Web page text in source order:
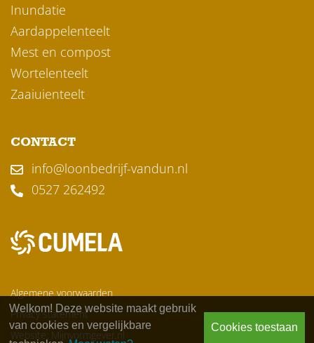
Inundatie
Aardappelenteelt
Mest en compost
Wortelenteelt
Zaaiuienteelt
CONTACT
info@loonbedrijf-vandun.nl
0527 262492
Algemene voorwaarden
Privacy statement
Website: Mijnvormgever.nl
Welkom! Deze website maakt gebruik
van cookies en vergelijkbare
Cookies toestaan